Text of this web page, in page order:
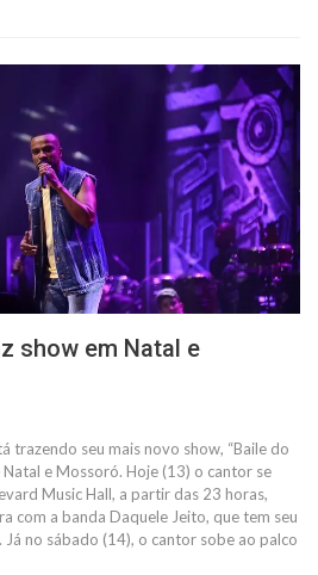
show em Natal e
trazendo seu mais novo show, “Baile do
Natal e Mossoró. Hoje (13) o cantor se
Music Hall, a partir das 23 horas,
com a banda Daquele Jeito, que tem seu
no sábado (14), o cantor sobe ao palco